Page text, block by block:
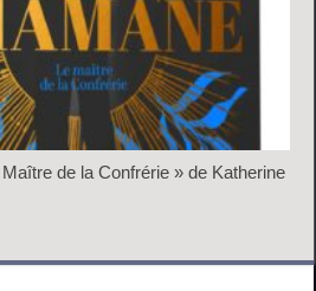
de la Confrérie » de Katherine